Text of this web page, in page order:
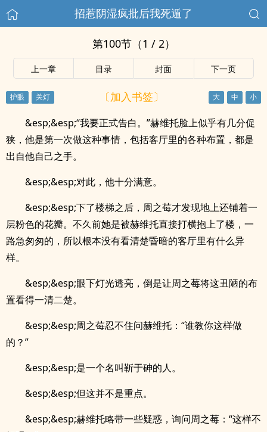
招惹阴湿疯批后我死遁了
第100节（1 / 2）
上一章 目录 封面 下一页
〔加入书签〕
&esp;&esp;“我要正式告白。”赫维托脸上似乎有几分促
狭，他是第一次做这种事情，包括客厅里的各种布置，都是
出自他自己之手。
&esp;&esp;对此，他十分满意。
&esp;&esp;下了楼梯之后，周之莓才发现地上还铺着一
层粉色的花瓣。不久前她是被赫维托直接打横抱上了楼，一
路急匆匆的，所以根本没有看清楚昏暗的客厅里有什么异
样。
&esp;&esp;眼下灯光透亮，倒是让周之莓将这丑陋的布
置看得一清二楚。
&esp;&esp;周之莓忍不住问赫维托：“谁教你这样做
的？”
&esp;&esp;是一个名叫靳于砷的人。
&esp;&esp;但这并不是重点。
&esp;&esp;赫维托略带一些疑惑，询问周之莓：“这样不